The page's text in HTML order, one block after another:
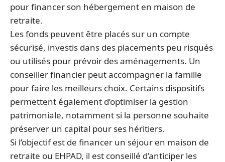
pour financer son hébergement en maison de
retraite.
Les fonds peuvent être placés sur un compte
sécurisé, investis dans des placements peu risqués
ou utilisés pour prévoir des aménagements. Un
conseiller financier peut accompagner la famille
pour faire les meilleurs choix. Certains dispositifs
permettent également d’optimiser la gestion
patrimoniale, notamment si la personne souhaite
préserver un capital pour ses héritiers.
Si l’objectif est de financer un séjour en maison de
retraite ou EHPAD, il est conseillé d’anticiper les